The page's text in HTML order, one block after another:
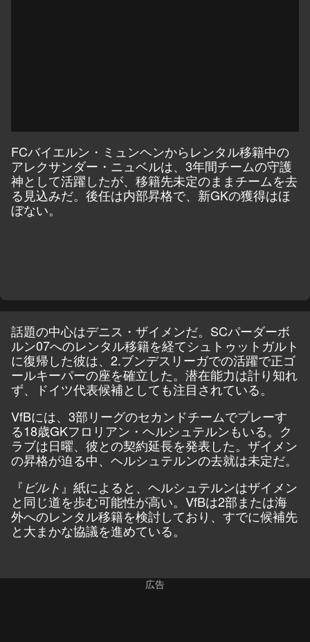
FCバイエルン・ミュンヘンからレンタル移籍中の
アレクサンダー・ニュベルは、3年間チームの守護
神として活躍したが、移籍先未定のままチームを去
る見込みだ。後任は内部昇格で、新GKの獲得はほ
ぼない。
話題の中心はデニス・ザイメンだ。SCパーダーボ
ルン07へのレンタル移籍を経てシュトゥットガルト
に復帰した彼は、2.ブンデスリーガでの活躍で正ゴ
ールキーパーの座を確立した。潜在能力は計り知れ
ず、ドイツ代表候補としても注目されている。
VfBには、3部リーグのセカンドチームでプレーす
る18歳GKフロリアン・ヘルシュテルンもいる。ク
ラブは日曜、彼との契約延長を発表した。ザイメン
の昇格が迫る中、ヘルシュテルンの去就は未定だ。
『 ビルト 』紙によると、ヘルシュテルンはザイメン
と同じ道を歩む可能性が高い。VfBは2部または海
外へのレンタル移籍を検討しており、すでに候補先
と大まかな協議を進めている。
広告